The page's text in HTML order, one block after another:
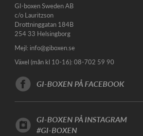
GI-boxen Sweden AB
c/o Lauritzson
Drottninggatan 184B
254 33 Helsingborg
Mejl: info@giboxen.se
Växel (mån kl 10-16): 08-702 59 90
GI-BOXEN PÅ FACEBOOK
GI-BOXEN PÅ INSTAGRAM
#GI-BOXEN